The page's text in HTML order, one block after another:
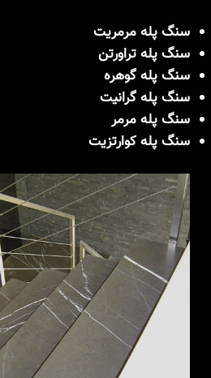
سنگ پله مرمریت
سنگ پله تراورتن
سنگ پله گوهره
سنگ پله گرانیت
سنگ پله مرمر
سنگ پله کوارتزیت